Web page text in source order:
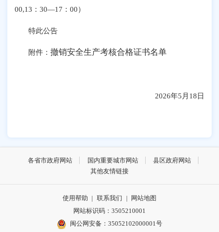
00,13：30—17：00）
特此公告
附件：撤销安全生产考核合格证书名单
2026年5月18日
各省市政府网站 国内重要城市网站
县区政府网站
其他友情链接
使用帮助 | 联系我们 |
网站地图
网站标识码：3505210001
闽公网安备：35052102000001号